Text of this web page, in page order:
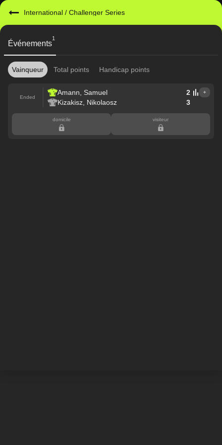
International / Challenger Series
Événements
1
Vainqueur Total points Handicap points
Ended
Amann, Samuel
2
Kizakisz, Nikolaosz
3
+
domicile visiteur